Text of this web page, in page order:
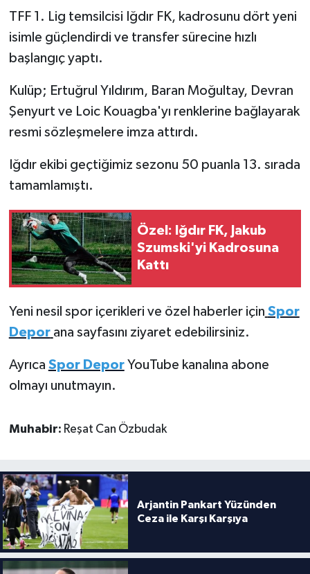
TFF 1. Lig temsilcisi Iğdır FK, kadrosunu dört yeni
isimle güçlendirdi ve transfer sürecine hızlı
başlangıç yaptı.
Kulüp; Ertuğrul Yıldırım, Baran Moğultay, Devran
Şenyurt ve Loic Kouagba'yı renklerine bağlayarak
resmi sözleşmelere imza attırdı.
Iğdır ekibi geçtiğimiz sezonu 50 puanla 13. sırada
tamamlamıştı.
Özel: Iğdır FK, Jakub
Szumski'yi Kadrosuna
Kattı
Yeni nesil spor içerikleri ve özel haberler için Spor
Depor ana sayfasını ziyaret edebilirsiniz.
Ayrıca Spor Depor YouTube kanalına abone
olmayı unutmayın.
Muhabir: Reşat Can Özbudak
Arjantin Pankart Yüzünden
Ceza ile Karşı Karşıya
Motor Sporları
Su Sporları
Diğer Spor Dalları
Futbolcular